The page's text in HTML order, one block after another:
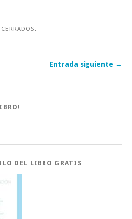
Entrada siguiente →
DEL LIBRO GRATIS